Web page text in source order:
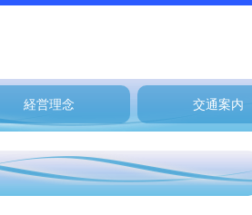
経営理念 交通案内